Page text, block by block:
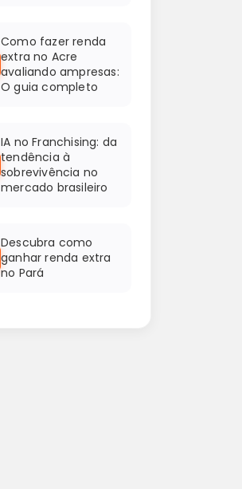
Como fazer renda
extra no Acre
avaliando ampresas:
O guia completo
IA no Franchising: da
tendência à
sobrevivência no
mercado brasileiro
Descubra como
ganhar renda extra
no Pará